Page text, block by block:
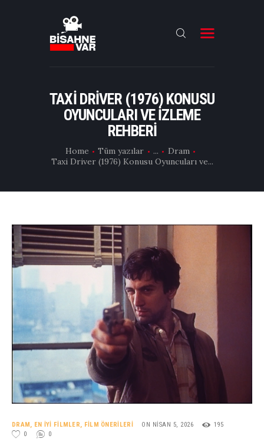
TAXI DRIVER (1976) KONUSU
OYUNCULARI VE İZLEME
REHBERI
Home Tüm yazılar ...
Dram
Taxi Driver (1976) Konusu Oyuncuları ve...
FILMLER
DIZILER
DAHA FAZLASI
DRAM , EN İYI FILMLER, FILM ÖNERILERI ON NISAN 5, 2026
195
0
0